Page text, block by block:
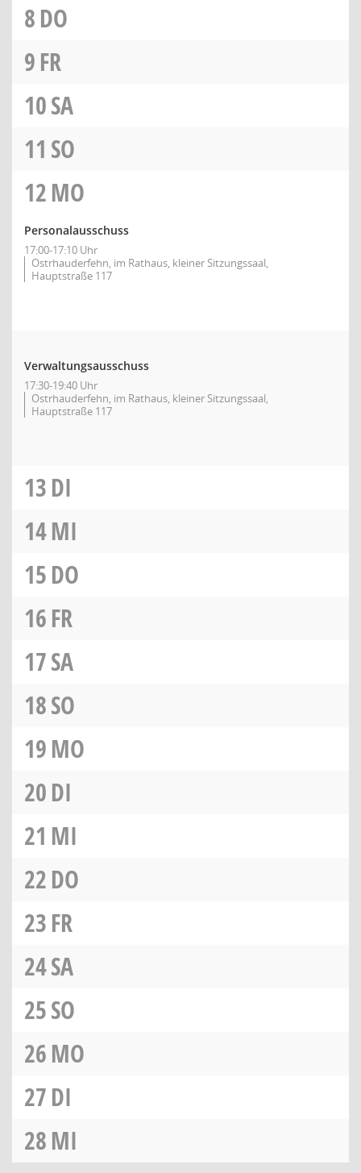
8DO
9FR
10SA
11 SO
12MO
Personalausschuss
17:00-17:10 Uhr
Ostrhauderfehn, im Rathaus, kleiner Sitzungssaal,
Hauptstraße 117
Verwaltungsausschuss
17:30-19:40 Uhr
Ostrhauderfehn, im Rathaus, kleiner Sitzungssaal,
Hauptstraße 117
13DI
14MI
15DO
16FR
17SA
18SO
19MO
20DI
21 MI
22DO
23FR
24SA
25SO
26MO
27DI
28MI